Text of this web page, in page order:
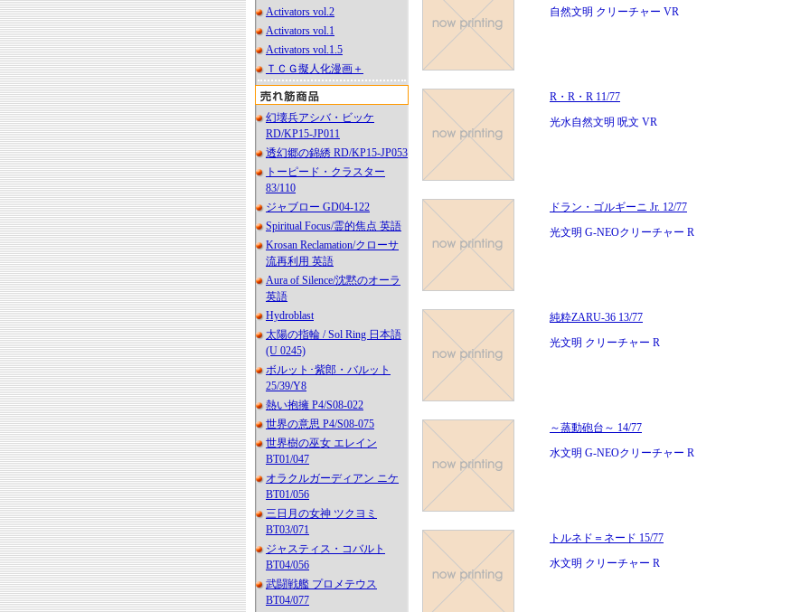
Activators vol.2
Activators vol.1
Activators vol.1.5
ＴＣＧ擬人化漫画＋
幻壊兵アシバ・ビッケ
RD/KP15-JP011
透幻郷の錦綉 RD/KP15-JP053
トーピード・クラスター
83/110
ジャブロー GD04-122
Spiritual Focus/霊的焦点 英語
Krosan Reclamation/クローサ
流再利用 英語
Aura of Silence/沈黙のオーラ
英語
Hydroblast
太陽の指輪 / Sol Ring 日本語
(U 0245)
ボルット･紫郎・バルット
25/39/Y8
熱い抱擁 P4/S08-022
世界の意思 P4/S08-075
世界樹の巫女 エレイン
BT01/047
オラクルガーディアン ニケ
BT01/056
三日月の女神 ツクヨミ
BT03/071
ジャスティス・コバルト
BT04/056
武闘戦艦 プロメテウス
BT04/077
自然文明 クリーチャー VR
R・R・R 11/77
光水自然文明 呪文 VR
ドラン・ゴルギーニ Jr. 12/77
光文明 G-NEOクリーチャー R
純粋ZARU-36 13/77
光文明 クリーチャー R
～蒸動砲台～ 14/77
水文明 G-NEOクリーチャー R
トルネド＝ネード 15/77
水文明 クリーチャー R